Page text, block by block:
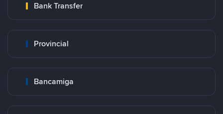
Bank Transfer
Provincial
Bancamiga